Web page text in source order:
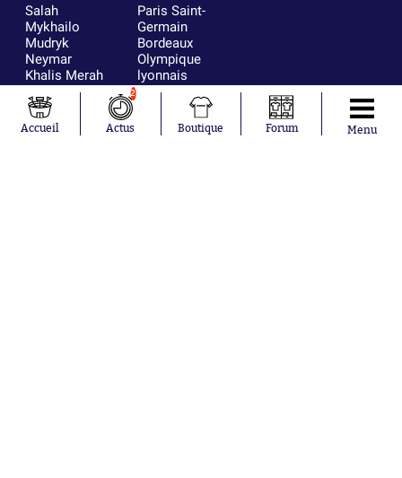
Salah
Mykhailo
Mudryk
Neymar
Khalis Merah
Loïs Openda
Moussa
Niakhaté
Paris Saint-
Germain
Bordeaux
Olympique
lyonnais
FIFA
Real Madrid
RC Strasbourg
AC Milan
Accueil
2
Actus Boutique Forum Menu